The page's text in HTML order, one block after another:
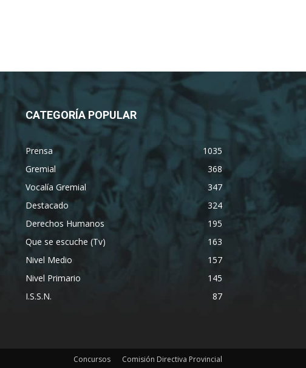
CATEGORÍA POPULAR
Prensa
1035
Gremial
368
Vocalía Gremial
347
Destacado
324
Derechos Humanos
195
Que se escuche (Tv)
163
Nivel Medio
157
Nivel Primario
145
I.S.S.N.
87
Concursos Comisión Directiva Provincial